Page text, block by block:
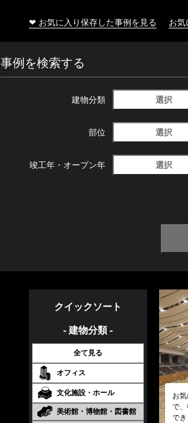
❤ お気に入り保存した事例を見る お
事例を検索する
建物分類 選択
部位 選択
竣工年・ オープン年 選択
クイックソート
- 建物分類 -
全て見る
オフィス
文化施設・ホール
美術館・博物館・図書館
お
で
で